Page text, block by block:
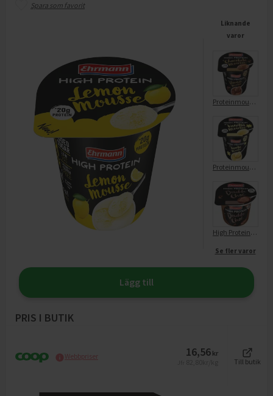
Spara som favorit
Liknande
varor
Proteinmousse Choklad Laktosfri
Proteinmousse Vanilj Laktosfri
High Protein Pudding Mörk Choklad Laktosfri
Se fler varor
Lägg till
PRIS I BUTIK
Webbpriser 16,56 kr
Till butik